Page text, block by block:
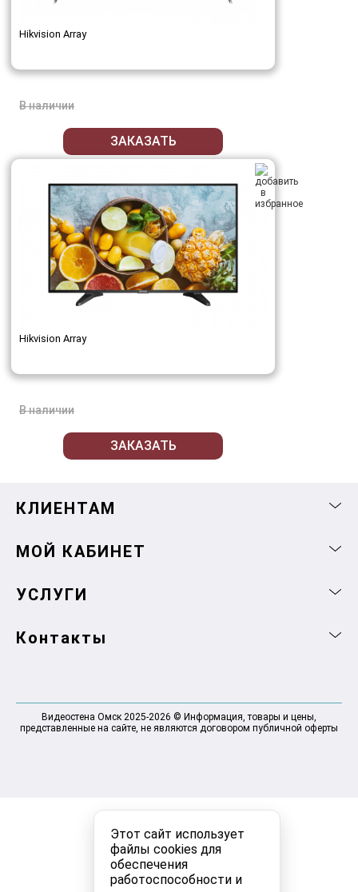
Этот сайт использует
файлы cookies для
обеспечения
работоспособности и
Hikvision Array
В наличии
ЗАКАЗАТЬ
Hikvision Array
В наличии
ЗАКАЗАТЬ
КЛИЕНТАМ
МОЙ КАБИНЕТ
УСЛУГИ
Контакты
Видеостена Омск 2025-2026 © Информация, товары и цены,
представленные на сайте, не являются договором публичной оферты